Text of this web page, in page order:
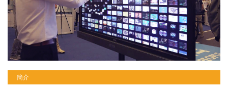
簡介